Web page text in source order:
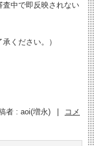
査中で即反映されない
ください。）
者 : aoi(増永)
コメ